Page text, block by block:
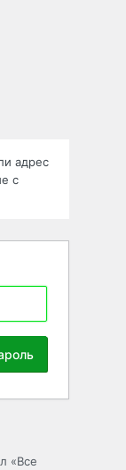
адрес
с
«Все